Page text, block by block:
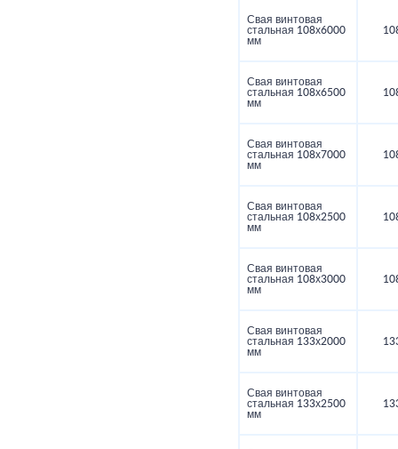
Свая винтовая
стальная 108х6000
мм
Свая винтовая
стальная 108х6500
мм
Свая винтовая
стальная 108х7000
мм
Свая винтовая
стальная 108х2500
мм
Свая винтовая
стальная 108х3000
мм
Свая винтовая
стальная 133х2000
мм
Свая винтовая
стальная 133х2500
мм